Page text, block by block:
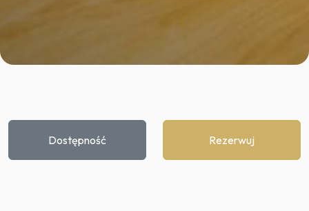
Dostępność Rezerwuj